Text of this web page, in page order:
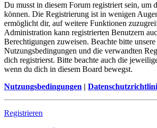
Du musst in diesem Forum registriert sein, um
können. Die Registrierung ist in wenigen
ermöglicht dir, auf weitere Funktionen
Administration kann registrierten Benutzern
Berechtigungen zuweisen. Beachte bitte unsere
Nutzungsbedingungen und die verwandten
dich registrierst. Bitte beachte auch die
wenn du dich in diesem Board bewegst.
Nutzungsbedingungen |
Registrieren